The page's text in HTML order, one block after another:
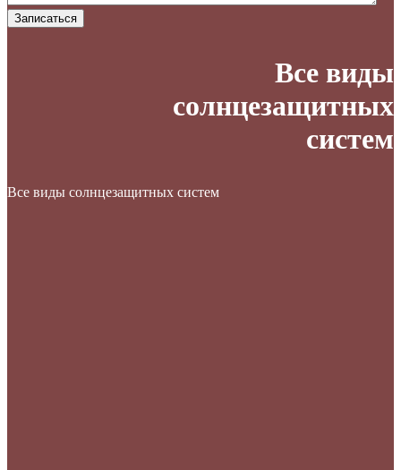
Записаться
Все виды
солнцезащитных
систем
Все виды солнцезащитных систем